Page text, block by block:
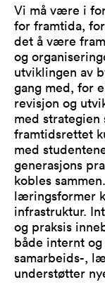
Vi må være i
for framtida,
det å være
og
utviklingen av
gang med, for
revisjon og
med
framtidsrettet
med
generasjons
kobles
læringsformer
infrastruktur.
og praksis
både internt
samarbeids-,
understøtter